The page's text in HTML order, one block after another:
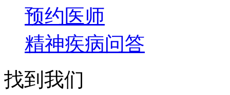
预约医师
精神疾病问答
找到我们